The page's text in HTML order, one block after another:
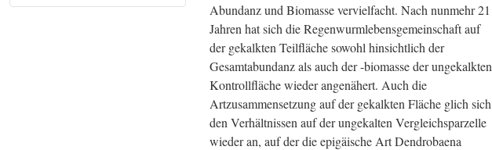
Abundanz und Biomasse vervielfacht. Nach nunmehr 21
Jahren hat sich die Regenwurmlebensgemeinschaft auf
der gekalkten Teilfläche sowohl hinsichtlich der
Gesamtabundanz als auch der -biomasse der ungekalkten
Kontrollfläche wieder angenähert. Auch die
Artzusammensetzung auf der gekalkten Fläche glich sich
den Verhältnissen auf der ungekalten Vergleichsparzelle
wieder an, auf der die epigäische Art Dendrobaena